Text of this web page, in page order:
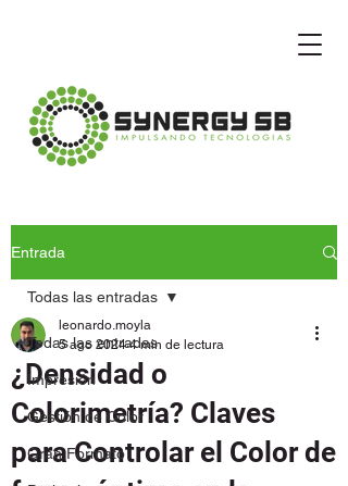
Entrada
Todas las entradas
Impresión
Gestión de Color
Gran Formato
Todas las entradas
¿Densidad o
Colorimetría? Claves
para Controlar el Color de
leonardo.moyla
5 ago 2024 4 min de lectura